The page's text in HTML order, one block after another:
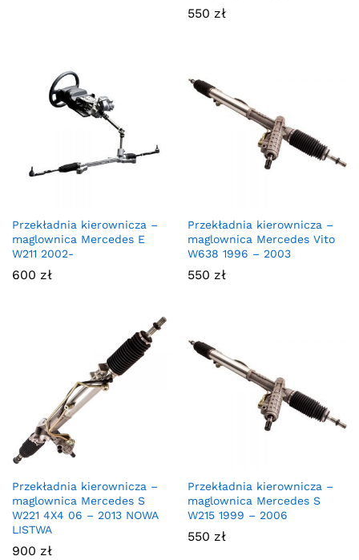
550 zł
Przekładnia kierownicza –
maglownica Mercedes E
W211 2002-
600 zł
Przekładnia kierownicza –
maglownica Mercedes Vito
W638 1996 – 2003
550 zł
Przekładnia kierownicza –
maglownica Mercedes S
W221 4X4 06 – 2013 NOWA
LISTWA
900 zł
Przekładnia kierownicza –
maglownica Mercedes S
W215 1999 – 2006
550 zł